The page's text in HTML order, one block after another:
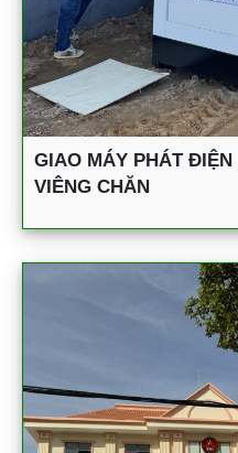
GIAO MÁY PHÁT ĐIỆN
VIÊNG CHĂN